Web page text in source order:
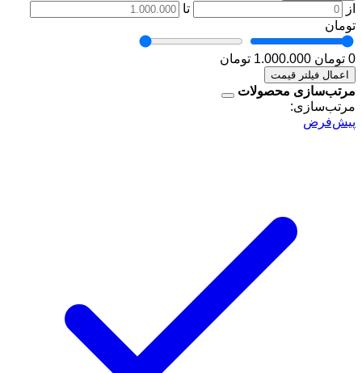
از
تا
تومان
0 تومان 1.000.000 تومان
اعمال فیلتر قیمت
مرتب‌سازی محصولات
مرتب‌سازی:
پیش‌فرض